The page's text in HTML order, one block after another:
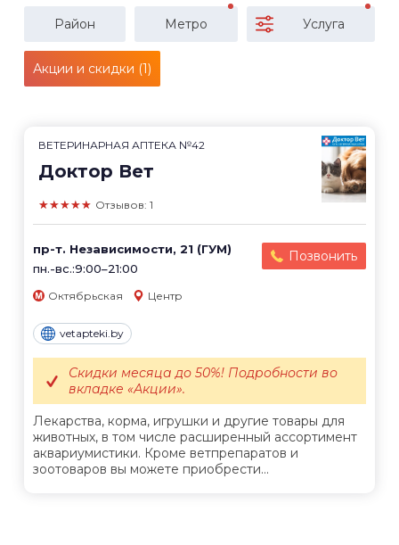
Район Метро Услуга
Акции и скидки (1)
ВЕТЕРИНАРНАЯ АПТЕКА №42
Доктор Вет
★★★★★ Отзывов: 1
пр-т. Независимости, 21 (ГУМ)
пн.-вс.:9:00–21:00
Позвонить
Октябрьская Центр
vetapteki.by
Лекарства, корма, игрушки и другие товары для
животных, в том числе расширенный ассортимент
аквариумистики. Кроме ветпрепаратов и
зоотоваров вы можете приобрести...
Скидки месяца до 50%! Подробности во
вкладке «Акции».